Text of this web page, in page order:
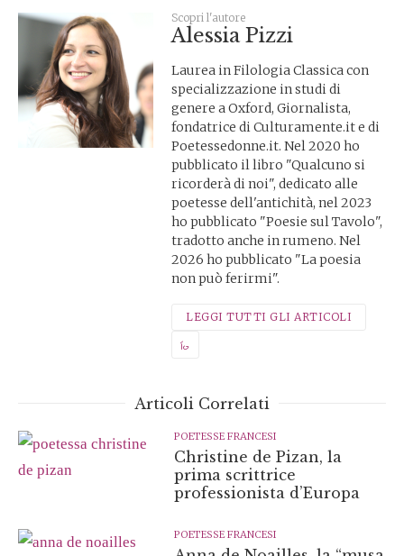
Scopri l'autore
Alessia Pizzi
Laurea in Filologia Classica con
specializzazione in studi di
genere a Oxford, Giornalista,
fondatrice di Culturamente.it e di
Poetessedonne.it. Nel 2020 ho
pubblicato il libro "Qualcuno si
ricorderà di noi", dedicato alle
poetesse dell'antichità, nel 2023
ho pubblicato "Poesie sul Tavolo",
tradotto anche in rumeno. Nel
2026 ho pubblicato "La poesia
non può ferirmi".
LEGGI TUTTI GLI ARTICOLI
Articoli Correlati
POETESSE FRANCESI
Christine de Pizan, la
prima scrittrice
professionista d’Europa
POETESSE FRANCESI